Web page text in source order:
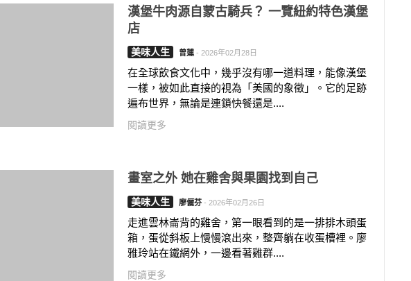
漢堡牛肉源自蒙古騎兵？ 一覽紐約特色漢堡
店
美味人生 曾蓮 - 2026年02月28日
在全球飲食文化中，幾乎沒有哪一道料理，能像漢堡
一樣，被如此直接的視為「美國的象徵」。它的足跡
遍布世界，無論是連鎖快餐還是....
閱讀更多
畫室之外 她在雞舍與果園找到自己
美味人生 廖儷芬 - 2026年02月26日
走進雲林崙背的雞舍，第一眼看到的是一排排木頭蛋
箱，蛋從斜板上慢慢滾出來，整齊躺在收蛋槽裡。廖
雅玲站在鐵網外，一邊看著雞群....
閱讀更多